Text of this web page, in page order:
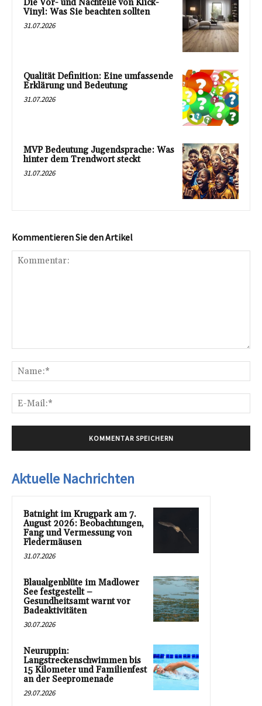
Die Vor- und Nachteile von Klick-
Vinyl: Was Sie beachten sollten
31.07.2026
Qualität Definition: Eine umfassende
Erklärung und Bedeutung
31.07.2026
MVP Bedeutung Jugendsprache: Was
hinter dem Trendwort steckt
31.07.2026
Kommentieren Sie den Artikel
Aktuelle Nachrichten
Batnight im Krugpark am 7.
August 2026: Beobachtungen,
Fang und Vermessung von
Fledermäusen
31.07.2026
Blaualgenblüte im Madlower
See festgestellt –
Gesundheitsamt warnt vor
Badeaktivitäten
30.07.2026
Neuruppin:
Langstreckenschwimmen bis
15 Kilometer und Familienfest
an der Seepromenade
29.07.2026